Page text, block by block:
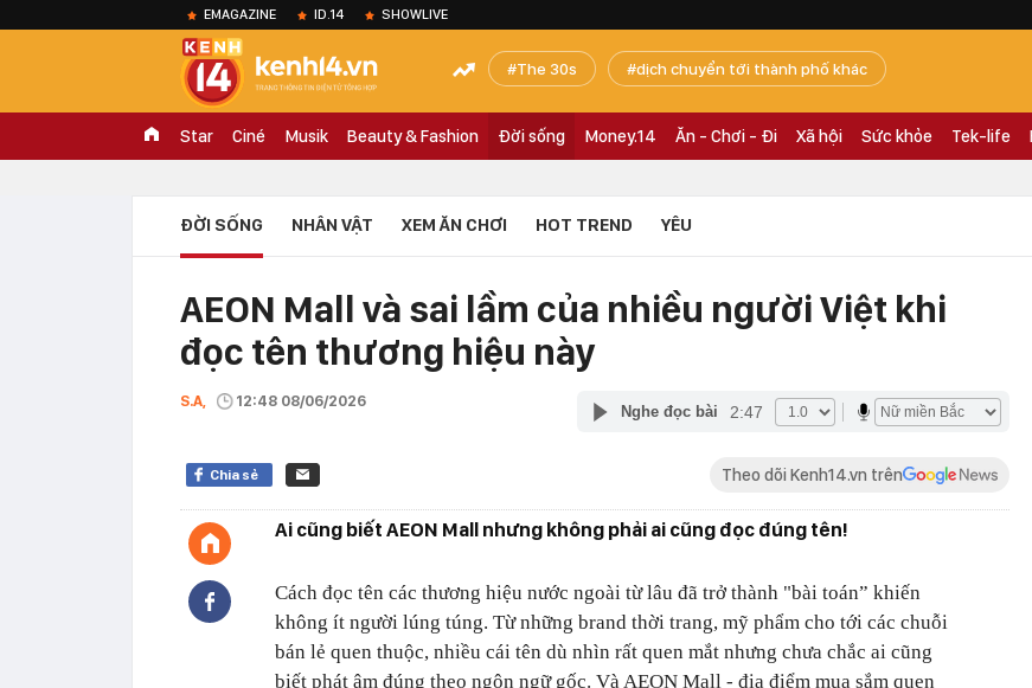
EMAGAZINE ID.14 SHOWLIVE
The 30s dịch chuyển tới thành phố khác
Star Ciné Musik Beauty & Fashion Đời sống Money.14 Ăn - Chơi - Đi Xã hội Sức khỏe Tek-life
ĐỜI SỐNG NHÂN VẬT XEM ĂN CHƠI HOT TREND YÊU
AEON Mall và sai lầm của nhiều người Việt khi
đọc tên thương hiệu này
S.A, 12:48 08/06/2026
Nghe đọc bài 2:47
Chia sẻ Theo dõi Kenh14.vn trên
Ai cũng biết AEON Mall nhưng không phải ai cũng đọc đúng tên!
Cách đọc tên các thương hiệu nước ngoài từ lâu đã trở thành "bài toán” khiến
không ít người lúng túng. Từ những brand thời trang, mỹ phẩm cho tới các chuỗi
bán lẻ quen thuộc, nhiều cái tên dù nhìn rất quen mắt nhưng chưa chắc ai cũng
biết phát âm đúng theo ngôn ngữ gốc. Và AEON Mall - địa điểm mua sắm quen